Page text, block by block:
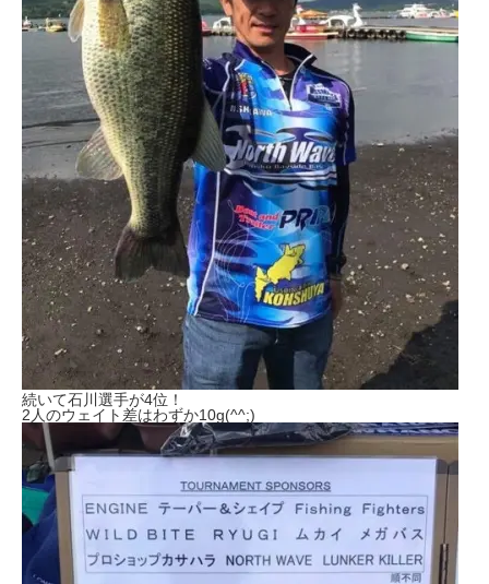
続いて石川選手が4位！
2人のウェイト差はわずか10g(^^;)